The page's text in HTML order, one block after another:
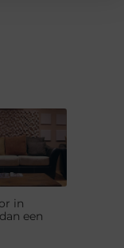
in
een